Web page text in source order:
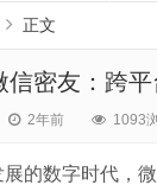
正文
信密友：跨
2年前 1093
的数字时代，